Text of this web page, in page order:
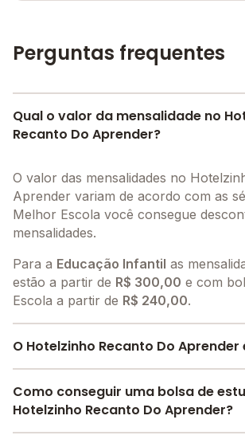
Perguntas frequentes
Qual o valor da mensalidade no
Recanto Do Aprender?
O valor das mensalidades no
Aprender variam de acordo com as
Melhor Escola você consegue
mensalidades.
Para a Educação Infantil as
estão a partir de R$ 300,00 e com
Escola a partir de R$ 240,00.
O Hotelzinho Recanto Do Aprender
O Hotelzinho Recanto Do Aprender é
por pais, alunos e funcionários da
Como conseguir uma bolsa de
Hotelzinho Recanto Do Aprender?